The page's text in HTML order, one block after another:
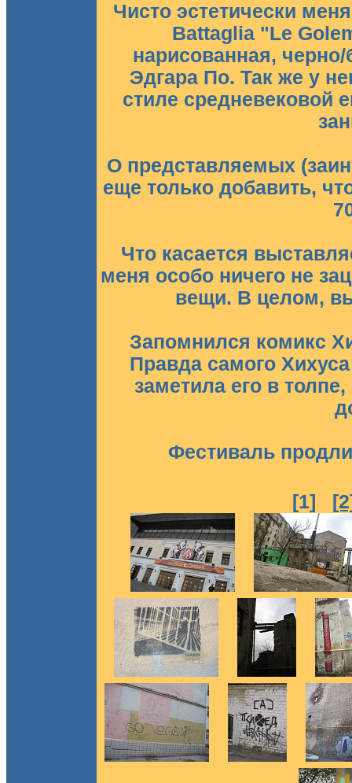
Чисто эстетически
Battaglia "Le
нарисованная, черно/
Эдгара По. Так же у
стиле средневековой
О представляемых
еще только добавить,
Что касается
меня особо ничего не
вещи. В целом,
Запомнился комикс
Правда самого
заметила его в
Фестиваль
[1]